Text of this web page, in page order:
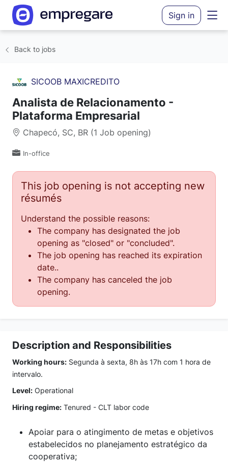
Sign in
Back to jobs
SICOOB MAXICREDITO
Analista de Relacionamento -
Plataforma Empresarial
Chapecó, SC, BR (1 Job opening)
In-office
This job opening is not accepting new
résumés
Understand the possible reasons:
The company has designated the job
opening as "closed" or "concluded".
The job opening has reached its expiration
date..
The company has canceled the job
opening.
Description and Responsibilities
Working hours: Segunda à sexta, 8h às 17h com 1 hora de
intervalo.
Level: Operational
Hiring regime: Tenured - CLT labor code
Apoiar para o atingimento de metas e objetivos
estabelecidos no planejamento estratégico da
cooperativa;